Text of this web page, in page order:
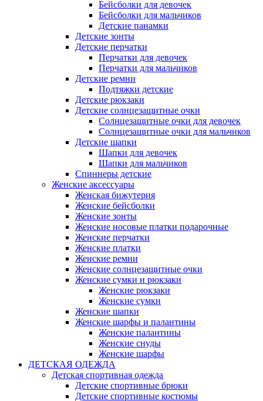
Бейсболки для девочек
Бейсболки для мальчиков
Детские панамки
Детские зонты
Детские перчатки
Перчатки для девочек
Перчатки для мальчиков
Детские ремни
Подтяжки детские
Детские рюкзаки
Детские солнцезащитные очки
Солнцезащитные очки для девочек
Солнцезащитные очки для мальчиков
Детские шапки
Шапки для девочек
Шапки для мальчиков
Спиннеры детские
Женские аксессуары
Женская бижутерия
Женские бейсболки
Женские зонты
Женские носовые платки подарочные
Женские перчатки
Женские платки
Женские ремни
Женские солнцезащитные очки
Женские сумки и рюкзаки
Женские рюкзаки
Женские сумки
Женские шапки
Женские шарфы и палантины
Женские палантины
Женские снуды
Женские шарфы
ДЕТСКАЯ ОДЕЖДА
Детская спортивная одежда
Детские спортивные брюки
Детские спортивные костюмы